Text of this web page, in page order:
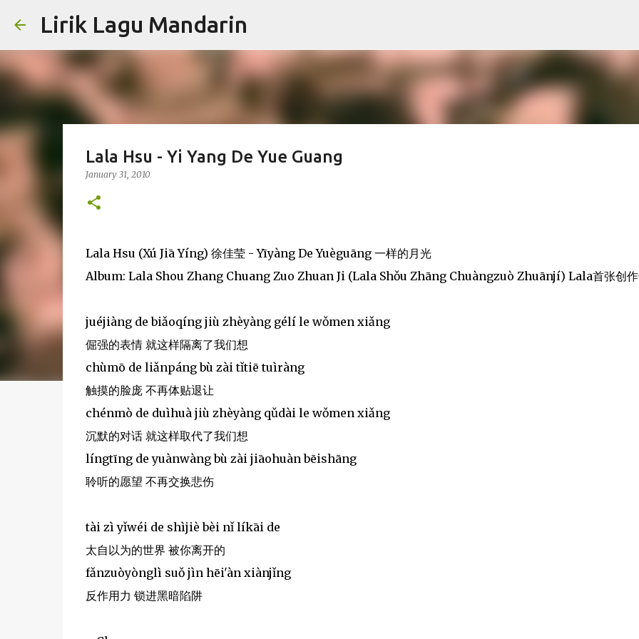
Lirik Lagu Mandarin
Lala Hsu - Yi Yang De Yue Guang
January 31, 2010
Lala Hsu (Xú Jiā Yíng) 徐佳莹 - Yīyàng De Yuèguāng 一样的月光
Album: Lala Shou Zhang Chuang Zuo Zhuan Ji (Lala Shǒu Zhāng Chuàngzuò Zhuānjí) Lala首张创作
juéjiàng de biǎoqíng jiù zhèyàng gélí le wǒmen xiǎng
倔强的表情 就这样隔离了我们想
chùmō de liǎnpáng bù zài tǐtiē tuìràng
触摸的脸庞 不再体贴退让
chénmò de duìhuà jiù zhèyàng qǔdài le wǒmen xiǎng
沉默的对话 就这样取代了我们想
língtīng de yuànwàng bù zài jiāohuàn bēishāng
聆听的愿望 不再交换悲伤
tài zì yǐwéi de shìjiè bèi nǐ líkāi de
太自以为的世界 被你离开的
fǎnzuòyònglì suǒ jìn hēi'àn xiànjǐng
反作用力 锁进黑暗陷阱